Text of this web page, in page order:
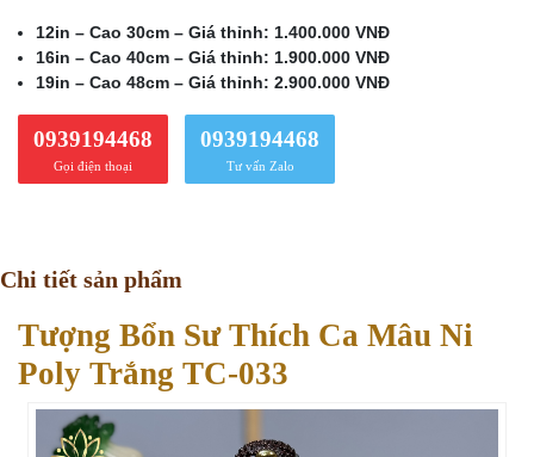
12in – Cao 30cm – Giá thỉnh: 1.400.000 VNĐ
16in – Cao 40cm – Giá thỉnh: 1.900.000 VNĐ
19in – Cao 48cm – Giá thỉnh: 2.900.000 VNĐ
0939194468
Gọi điện thoại
0939194468
Tư vấn Zalo
Chi tiết sản phẩm
Tượng Bổn Sư Thích Ca Mâu Ni
Poly Trắng TC-033